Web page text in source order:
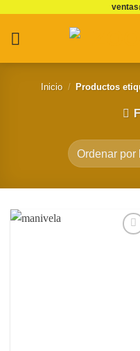
contenido
Inicio / Productos